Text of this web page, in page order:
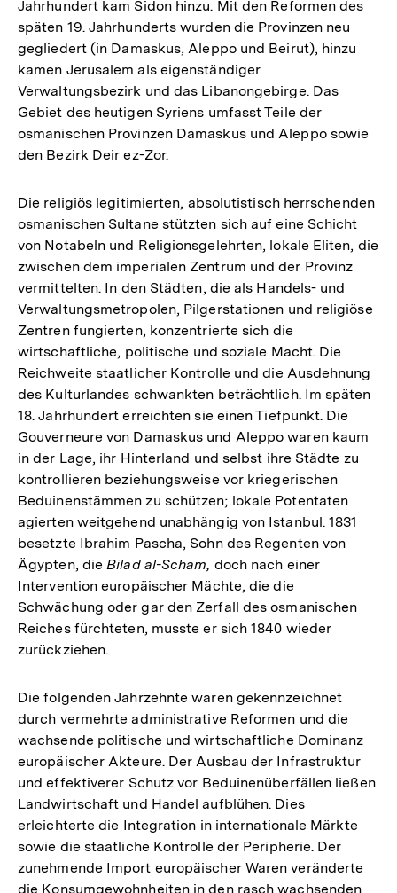
Jahrhundert kam Sidon hinzu. Mit den Reformen des
späten 19. Jahrhunderts wurden die Provinzen neu
gegliedert (in Damaskus, Aleppo und Beirut), hinzu
kamen Jerusalem als eigenständiger
Verwaltungsbezirk und das Libanongebirge. Das
Gebiet des heutigen Syriens umfasst Teile der
osmanischen Provinzen Damaskus und Aleppo sowie
den Bezirk Deir ez-Zor.
Die religiös legitimierten, absolutistisch herrschenden
osmanischen Sultane stützten sich auf eine Schicht
von Notabeln und Religionsgelehrten, lokale Eliten, die
zwischen dem imperialen Zentrum und der Provinz
vermittelten. In den Städten, die als Handels- und
Verwaltungsmetropolen, Pilgerstationen und religiöse
Zentren fungierten, konzentrierte sich die
wirtschaftliche, politische und soziale Macht. Die
Reichweite staatlicher Kontrolle und die Ausdehnung
des Kulturlandes schwankten beträchtlich. Im späten
18. Jahrhundert erreichten sie einen Tiefpunkt. Die
Gouverneure von Damaskus und Aleppo waren kaum
in der Lage, ihr Hinterland und selbst ihre Städte zu
kontrollieren beziehungsweise vor kriegerischen
Beduinenstämmen zu schützen; lokale Potentaten
agierten weitgehend unabhängig von Istanbul. 1831
besetzte Ibrahim Pascha, Sohn des Regenten von
Ägypten, die Bilad al-Scham, doch nach einer
Intervention europäischer Mächte, die die
Schwächung oder gar den Zerfall des osmanischen
Reiches fürchteten, musste er sich 1840 wieder
zurückziehen.
Die folgenden Jahrzehnte waren gekennzeichnet
durch vermehrte administrative Reformen und die
wachsende politische und wirtschaftliche Dominanz
europäischer Akteure. Der Ausbau der Infrastruktur
und effektiverer Schutz vor Beduinenüberfällen ließen
Landwirtschaft und Handel aufblühen. Dies
erleichterte die Integration in internationale Märkte
sowie die staatliche Kontrolle der Peripherie. Der
zunehmende Import europäischer Waren veränderte
die Konsumgewohnheiten in den rasch wachsenden